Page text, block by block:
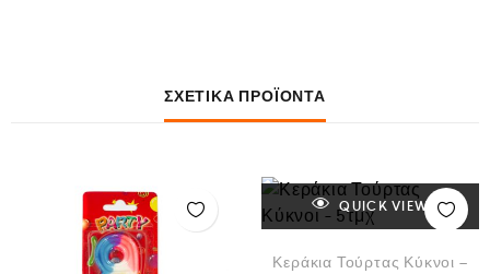
ΣΧΕΤΙΚΆ ΠΡΟΪΌΝΤΑ
QUICK VIEW
Κεράκια Τούρτας Κύκνοι –